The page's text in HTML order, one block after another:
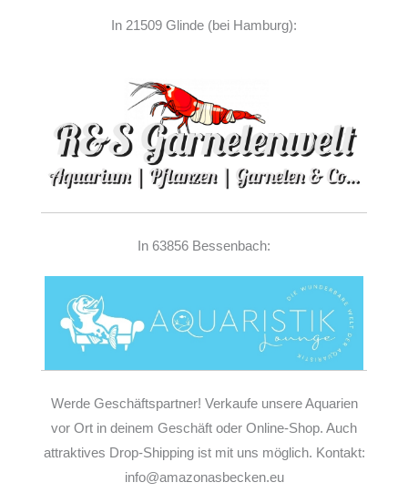
In 21509 Glinde (bei Hamburg):
In 63856 Bessenbach:
Werde Geschäftspartner! Verkaufe unsere Aquarien
vor Ort in deinem Geschäft oder Online-Shop. Auch
attraktives Drop-Shipping ist mit uns möglich. Kontakt:
info@amazonasbecken.eu